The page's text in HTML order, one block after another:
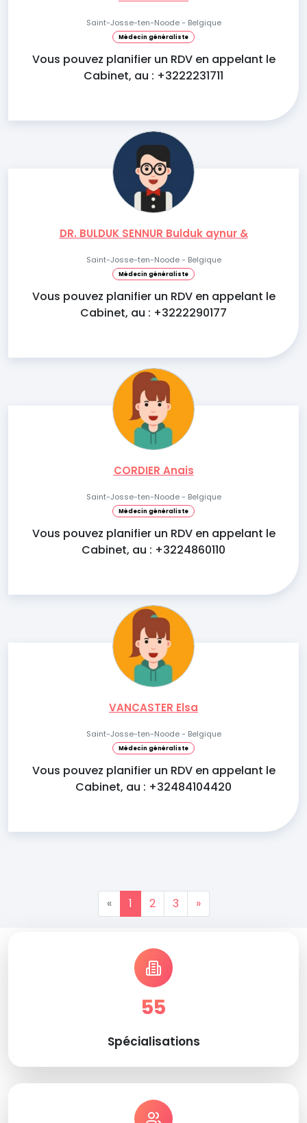
Saint-Josse-ten-Noode - Belgique
Médecin généraliste
Vous pouvez planifier un RDV en appelant le
Cabinet, au : +3222231711
DR. BULDUK SENNUR Bulduk aynur &
Saint-Josse-ten-Noode - Belgique
Médecin généraliste
Vous pouvez planifier un RDV en appelant le
Cabinet, au : +3222290177
CORDIER Anais
Saint-Josse-ten-Noode - Belgique
Médecin généraliste
Vous pouvez planifier un RDV en appelant le
Cabinet, au : +3224860110
VANCASTER Elsa
Saint-Josse-ten-Noode - Belgique
Médecin généraliste
Vous pouvez planifier un RDV en appelant le
Cabinet, au : +32484104420
« 1 2 3 »
55
Spécialisations